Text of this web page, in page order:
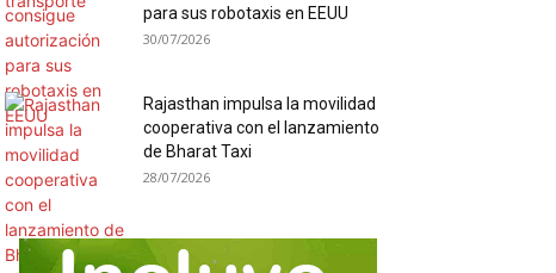
para sus robotaxis en EEUU
30/07/2026
Rajasthan impulsa la movilidad
cooperativa con el lanzamiento
de Bharat Taxi
28/07/2026